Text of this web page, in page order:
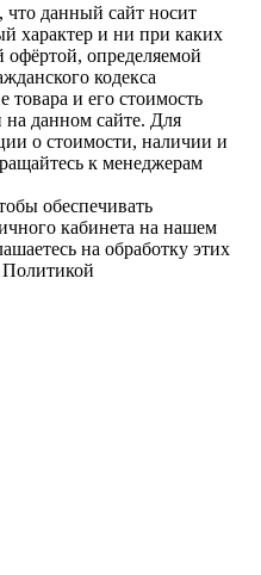
данный сайт носит
характер и ни при каких
офёртой, определяемой
кодекса
и его стоимость
на данном сайте. Для
о стоимости, наличии и
к менеджерам
обеспечивать
кабинета на нашем
на обработку этих
Политикой